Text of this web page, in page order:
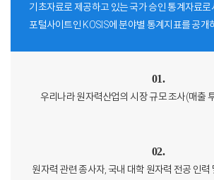
기초자료로 제공하고 있는 국가 승인 통계자료로
포털사이트인 KOSIS에 분야별 통계지표를 공개
01.
우리나라 원자력산업의 시장 규모 조사(매출
02.
원자력 관련 종사자, 국내 대학 원자력 전공 인력